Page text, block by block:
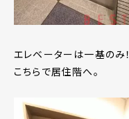
エレベーターは一基のみ！
こちらで居住階へ。